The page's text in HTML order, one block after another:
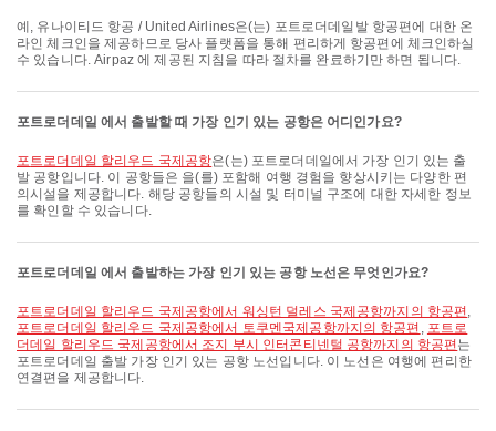
예, 유나이티드 항공 / United Airlines은(는) 포트로더데일발 항공편에 대한 온
라인 체크인을 제공하므로 당사 플랫폼을 통해 편리하게 항공편에 체크인하실
수 있습니다. Airpaz 에 제공된 지침을 따라 절차를 완료하기만 하면 됩니다.
포트로더데일 에서 출발할 때 가장 인기 있는 공항은 어디인가요?
포트로더데일 할리우드 국제공항은(는) 포트로더데일에서 가장 인기 있는 출
발 공항입니다. 이 공항들은 을(를) 포함해 여행 경험을 향상시키는 다양한 편
의시설을 제공합니다. 해당 공항들의 시설 및 터미널 구조에 대한 자세한 정보
를 확인할 수 있습니다.
포트로더데일 에서 출발하는 가장 인기 있는 공항 노선은 무엇인가요?
포트로더데일 할리우드 국제공항에서 워싱턴 덜레스 국제공항까지의 항공편 ,
포트로더데일 할리우드 국제공항에서 토쿠멘국제공항까지의 항공편 , 포트로
더데일 할리우드 국제공항에서 조지 부시 인터콘티넨털 공항까지의 항공편 는
포트로더데일 출발 가장 인기 있는 공항 노선입니다. 이 노선은 여행에 편리한
연결편을 제공합니다.